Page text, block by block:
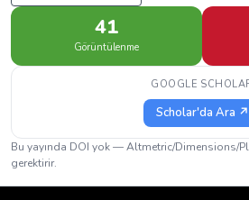
41
Görüntülenme
GOOGLE
Scholar'da Ara ↗
Bu yayında DOI yok — Altmetric/Dimensions/
gerektirir.